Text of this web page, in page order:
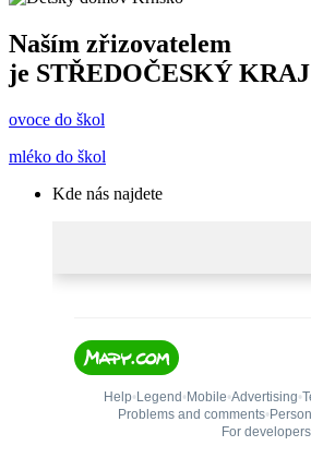
Naším zřizovatelem
je STŘEDOČESKÝ KRAJ
ovoce do škol
mléko do škol
Kde nás najdete